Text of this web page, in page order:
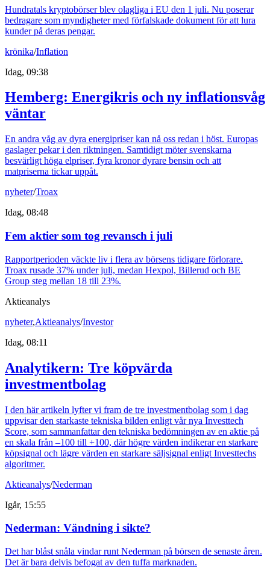
Hundratals kryptobörser blev olagliga i EU den 1 juli. Nu poserar
bedragare som myndigheter med förfalskade dokument för att lura
kunder på deras pengar.
krönika/Inflation
Idag, 09:38
Hemberg: Energikris och ny inflationsvåg
väntar
En andra våg av dyra energipriser kan nå oss redan i höst. Europas
gaslager pekar i den riktningen. Samtidigt möter svenskarna
besvärligt höga elpriser, fyra kronor dyrare bensin och att
matpriserna tickar uppåt.
nyheter/Troax
Idag, 08:48
Fem aktier som tog revansch i juli
Rapportperioden väckte liv i flera av börsens tidigare förlorare.
Troax rusade 37% under juli, medan Hexpol, Billerud och BE
Group steg mellan 18 till 23%.
Aktieanalys
nyheter,Aktieanalys/Investor
Idag, 08:11
Analytikern: Tre köpvärda
investmentbolag
I den här artikeln lyfter vi fram de tre investmentbolag som i dag
uppvisar den starkaste tekniska bilden enligt vår nya Investtech
Score, som sammanfattar den tekniska bedömningen av en aktie på
en skala från –100 till +100, där högre värden indikerar en starkare
köpsignal och lägre värden en starkare säljsignal enligt Investtechs
algoritmer.
Aktieanalys/Nederman
Igår, 15:55
Nederman: Vändning i sikte?
Det har blåst snåla vindar runt Nederman på börsen de senaste åren.
Det är bara delvis befogat av den tuffa marknaden.